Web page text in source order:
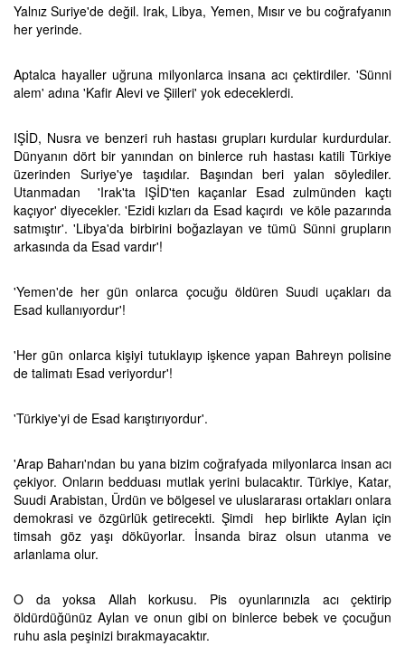
Yalnız Suriye'de değil. Irak, Libya, Yemen, Mısır ve bu coğrafyanın
her yerinde.
Aptalca hayaller uğruna milyonlarca insana acı çektirdiler. 'Sünni
alem' adına 'Kafir Alevi ve Şiileri' yok edeceklerdi.
IŞİD, Nusra ve benzeri ruh hastası grupları kurdular kurdurdular.
Dünyanın dört bir yanından on binlerce ruh hastası katili Türkiye
üzerinden Suriye'ye taşıdılar. Başından beri yalan söylediler.
Utanmadan 'Irak'ta IŞİD'ten kaçanlar Esad zulmünden kaçtı
kaçıyor' diyecekler. 'Ezidi kızları da Esad kaçırdı ve köle pazarında
satmıştır'. 'Libya'da birbirini boğazlayan ve tümü Sünni grupların
arkasında da Esad vardır'!
'Yemen'de her gün onlarca çocuğu öldüren Suudi uçakları da
Esad kullanıyordur'!
'Her gün onlarca kişiyi tutuklayıp işkence yapan Bahreyn polisine
de talimatı Esad veriyordur'!
'Türkiye'yi de Esad karıştırıyordur'.
'Arap Baharı'ndan bu yana bizim coğrafyada milyonlarca insan acı
çekiyor. Onların bedduası mutlak yerini bulacaktır. Türkiye, Katar,
Suudi Arabistan, Ürdün ve bölgesel ve uluslararası ortakları onlara
demokrasi ve özgürlük getirecekti. Şimdi hep birlikte Aylan için
timsah göz yaşı döküyorlar. İnsanda biraz olsun utanma ve
arlanlama olur.
O da yoksa Allah korkusu. Pis oyunlarınızla acı çektirip
öldürdüğünüz Aylan ve onun gibi on binlerce bebek ve çocuğun
ruhu asla peşinizi bırakmayacaktır.